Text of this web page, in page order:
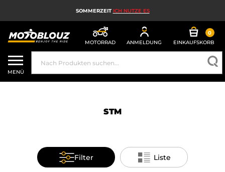
SOMMERZEIT ICH NUTZE ES
MOTORRAD ANMELDUNG
0
EINKAUFSKORB
MOTORRADHELM
MOTORRADAUSRÜSTUNG FÜR HERREN
MOTORRAD-AIRBAG
MENÜ
STM
Filter Liste